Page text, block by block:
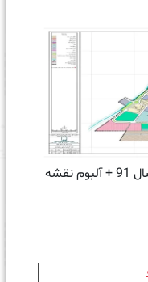
دانلود طرح جامع شهر نوش آباد سال 91 + آلبوم نقشه